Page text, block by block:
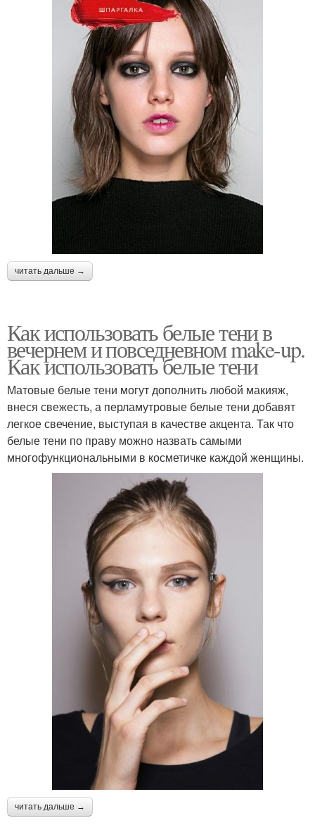
читать дальше →
Как использовать белые тени в
вечернем и повседневном make-up.
Как использовать белые тени
Матовые белые тени могут дополнить любой макияж,
внеся свежесть, а перламутровые белые тени добавят
легкое свечение, выступая в качестве акцента. Так что
белые тени по праву можно назвать самыми
многофункциональными в косметичке каждой женщины.
читать дальше →